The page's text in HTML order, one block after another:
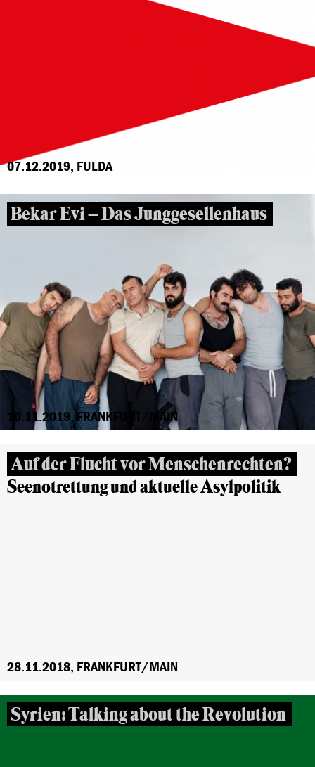
07.12.2019, FULDA
Bekar Evi – Das Junggesellenhaus
10.11.2019, FRANKFURT/MAIN
Auf der Flucht vor Menschenrechten?
Seenotrettung und aktuelle Asylpolitik
28.11.2018, FRANKFURT/MAIN
Syrien: Talking about the Revolution